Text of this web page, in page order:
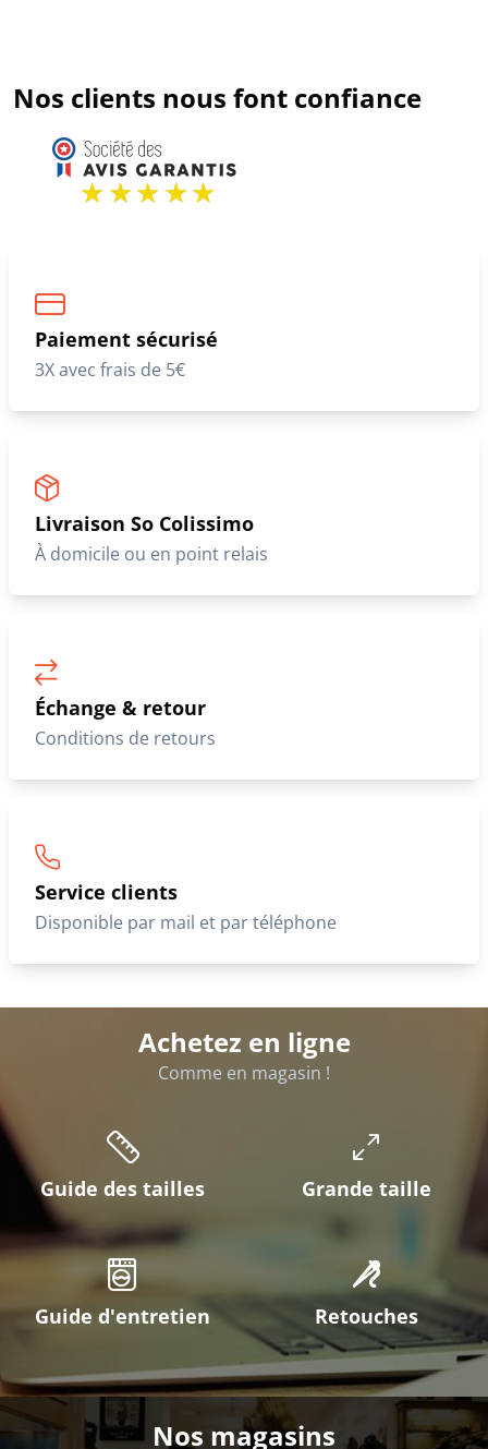
Nos clients nous font confiance
Paiement sécurisé
3X avec frais de 5€
Livraison So Colissimo
À domicile ou en point relais
Échange & retour
Conditions de retours
Service clients
Disponible par mail et par téléphone
Achetez en ligne
Comme en magasin !
Guide des tailles Grande taille
Guide d'entretien Retouches
Nos magasins